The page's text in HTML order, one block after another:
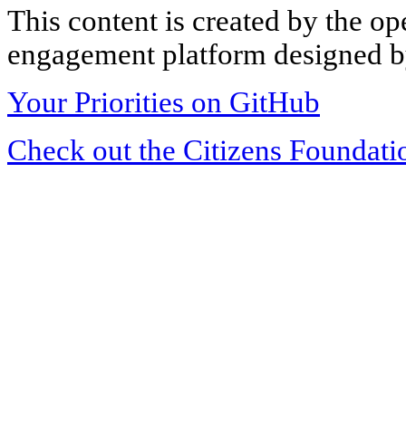
This content is created by the
engagement platform designed
Your Priorities on GitHub
Check out the Citizens